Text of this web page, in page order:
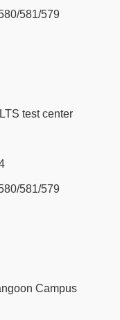
581/579
test center
581/579
Campus